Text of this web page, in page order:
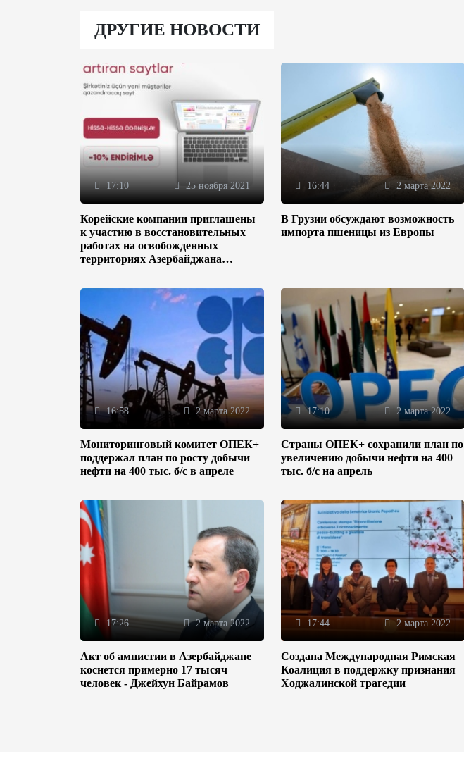
ДРУГИЕ НОВОСТИ
17:10 25 ноября 2021
Корейские компании приглашены
к участию в восстановительных
работах на освобожденных
территориях Азербайджана
16:44 2 марта 2022
В Грузии обсуждают возможность
импорта пшеницы из Европы
16:58 2 марта 2022
Мониторинговый комитет ОПЕК+
поддержал план по росту добычи
нефти на 400 тыс. б/с в апреле
17:10 2 марта 2022
Страны ОПЕК+ сохранили план по
увеличению добычи нефти на 400
тыс. б/с на апрель
17:26 2 марта 2022
Акт об амнистии в Азербайджане
коснется примерно 17 тысяч
человек - Джейхун Байрамов
17:44 2 марта 2022
Создана Международная Римская
Коалиция в поддержку признания
Ходжалинской трагедии